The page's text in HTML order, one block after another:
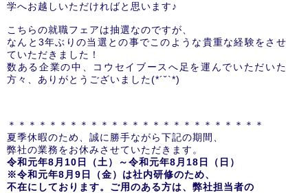
学へお越しいただければと思います♪
こちらの就職フェアは抽選なのですが、
なんと3年ぶりの当選との事でこのような貴重な経験をさせ
ていただきました！
数ある企業の中、コウセイブースへ足を運んでいただいた
方々、ありがとうございました(*´˘`*)
＊＊＊＊＊＊＊＊＊＊＊＊＊＊＊＊＊＊＊＊＊＊＊＊＊
夏季休暇のため、誠に勝手ながら下記の期間、
弊社の業務をお休みさせていただきます。
令和元年8 月10 日（土）～令和元年8 月18 日（日）
※令和元年8 月9 日（金）は社内研修のため、
不在にしております。ご用のある方は、弊社担当者の